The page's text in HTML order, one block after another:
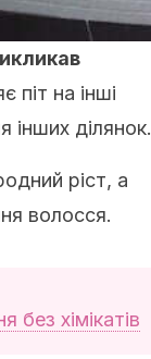
піт на інші
інших ділянок.
ріст, а
волосся.
без хімікатів